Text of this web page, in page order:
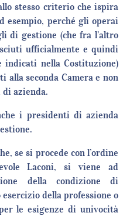
stesso criterio che ispira
esempio, perché gli operai
di gestione (che fra l’altro
ufficialmente e quindi
indicati nella Costituzione)
alla seconda Camera e non
azienda.
i presidenti di azienda
se si procede con l’ordine
Laconi, si viene ad
della condizione di
della professione o
le esigenze di univocità